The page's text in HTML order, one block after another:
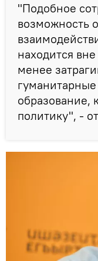
"Подобное
возможность
находится
менее
гуманитарные
образование,
политику", -